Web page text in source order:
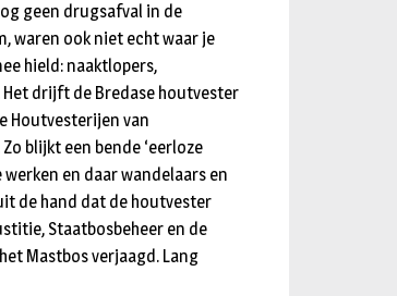
geen drugsafval in de
waren ook niet echt waar je
hield: naaktlopers,
drijft de Bredase houtvester
Houtvesterijen van
blijkt een bende ‘eerloze
en daar wandelaars en
de hand dat de houtvester
Staatbosbeheer en de
Mastbos verjaagd. Lang